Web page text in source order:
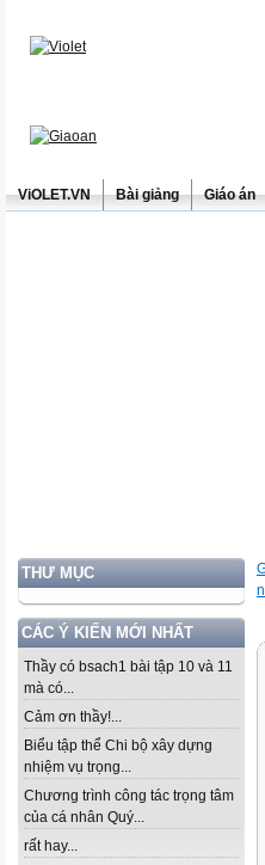
ViOLET.VN Bài giảng Giáo án
THƯ MỤC
CÁC Ý KIẾN MỚI NHẤT
Thầy có bsach1 bài tập 10 và 11
mà có...
Cảm ơn thầy!...
Biểu tập thể Chi bộ xây dựng
nhiệm vụ trọng...
Chương trình công tác trọng tâm
của cá nhân Quý...
rất hay...